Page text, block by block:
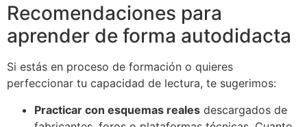
Recomendaciones para
aprender de forma autodidacta
Si estás en proceso de formación o quieres
perfeccionar tu capacidad de lectura, te sugerimos:
Practicar con esquemas reales descargados de